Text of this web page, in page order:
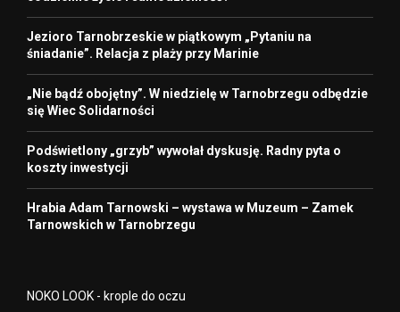
Jezioro Tarnobrzeskie w piątkowym „Pytaniu na
śniadanie”. Relacja z plaży przy Marinie
„Nie bądź obojętny”. W niedzielę w Tarnobrzegu odbędzie
się Wiec Solidarności
Podświetlony „grzyb” wywołał dyskusję. Radny pyta o
koszty inwestycji
Hrabia Adam Tarnowski – wystawa w Muzeum – Zamek
Tarnowskich w Tarnobrzegu
NOKO LOOK - krople do oczu